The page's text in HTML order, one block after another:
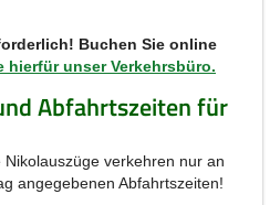
Buchen Sie online
hierfür unser Verkehrsbüro.
Abfahrtszeiten für
Nikolauszüge verkehren nur an
angegebenen Abfahrtszeiten!